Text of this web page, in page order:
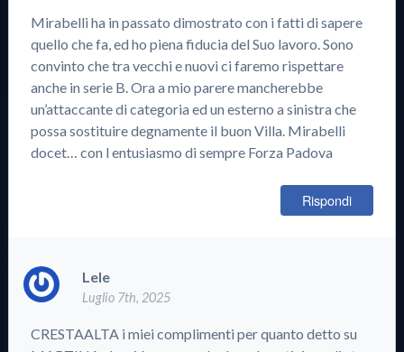
Mirabelli ha in passato dimostrato con i fatti di sapere
quello che fa, ed ho piena fiducia del Suo lavoro. Sono
convinto che tra vecchi e nuovi ci faremo rispettare
anche in serie B. Ora a mio parere mancherebbe
un’attaccante di categoria ed un esterno a sinistra che
possa sostituire degnamente il buon Villa. Mirabelli
docet… con l entusiasmo di sempre Forza Padova
Rispondi
Lele
Luglio 7th, 2025
CRESTAALTA i miei complimenti per quanto detto su